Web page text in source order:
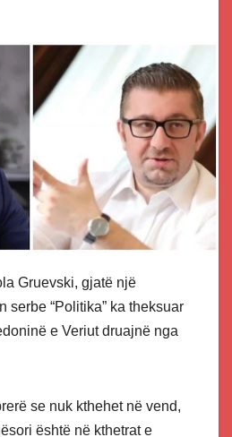
Gruevski, gjatë një
serbe “Politika” ka theksuar
e Veriut druajnë nga
se nuk kthehet në vend,
është në kthetrat e